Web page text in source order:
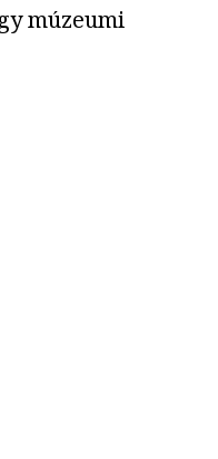
múzeumi